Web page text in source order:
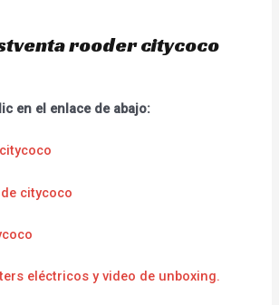
rooder citycoco
en el enlace de abajo:
citycoco
eléctricos y video de unboxing.